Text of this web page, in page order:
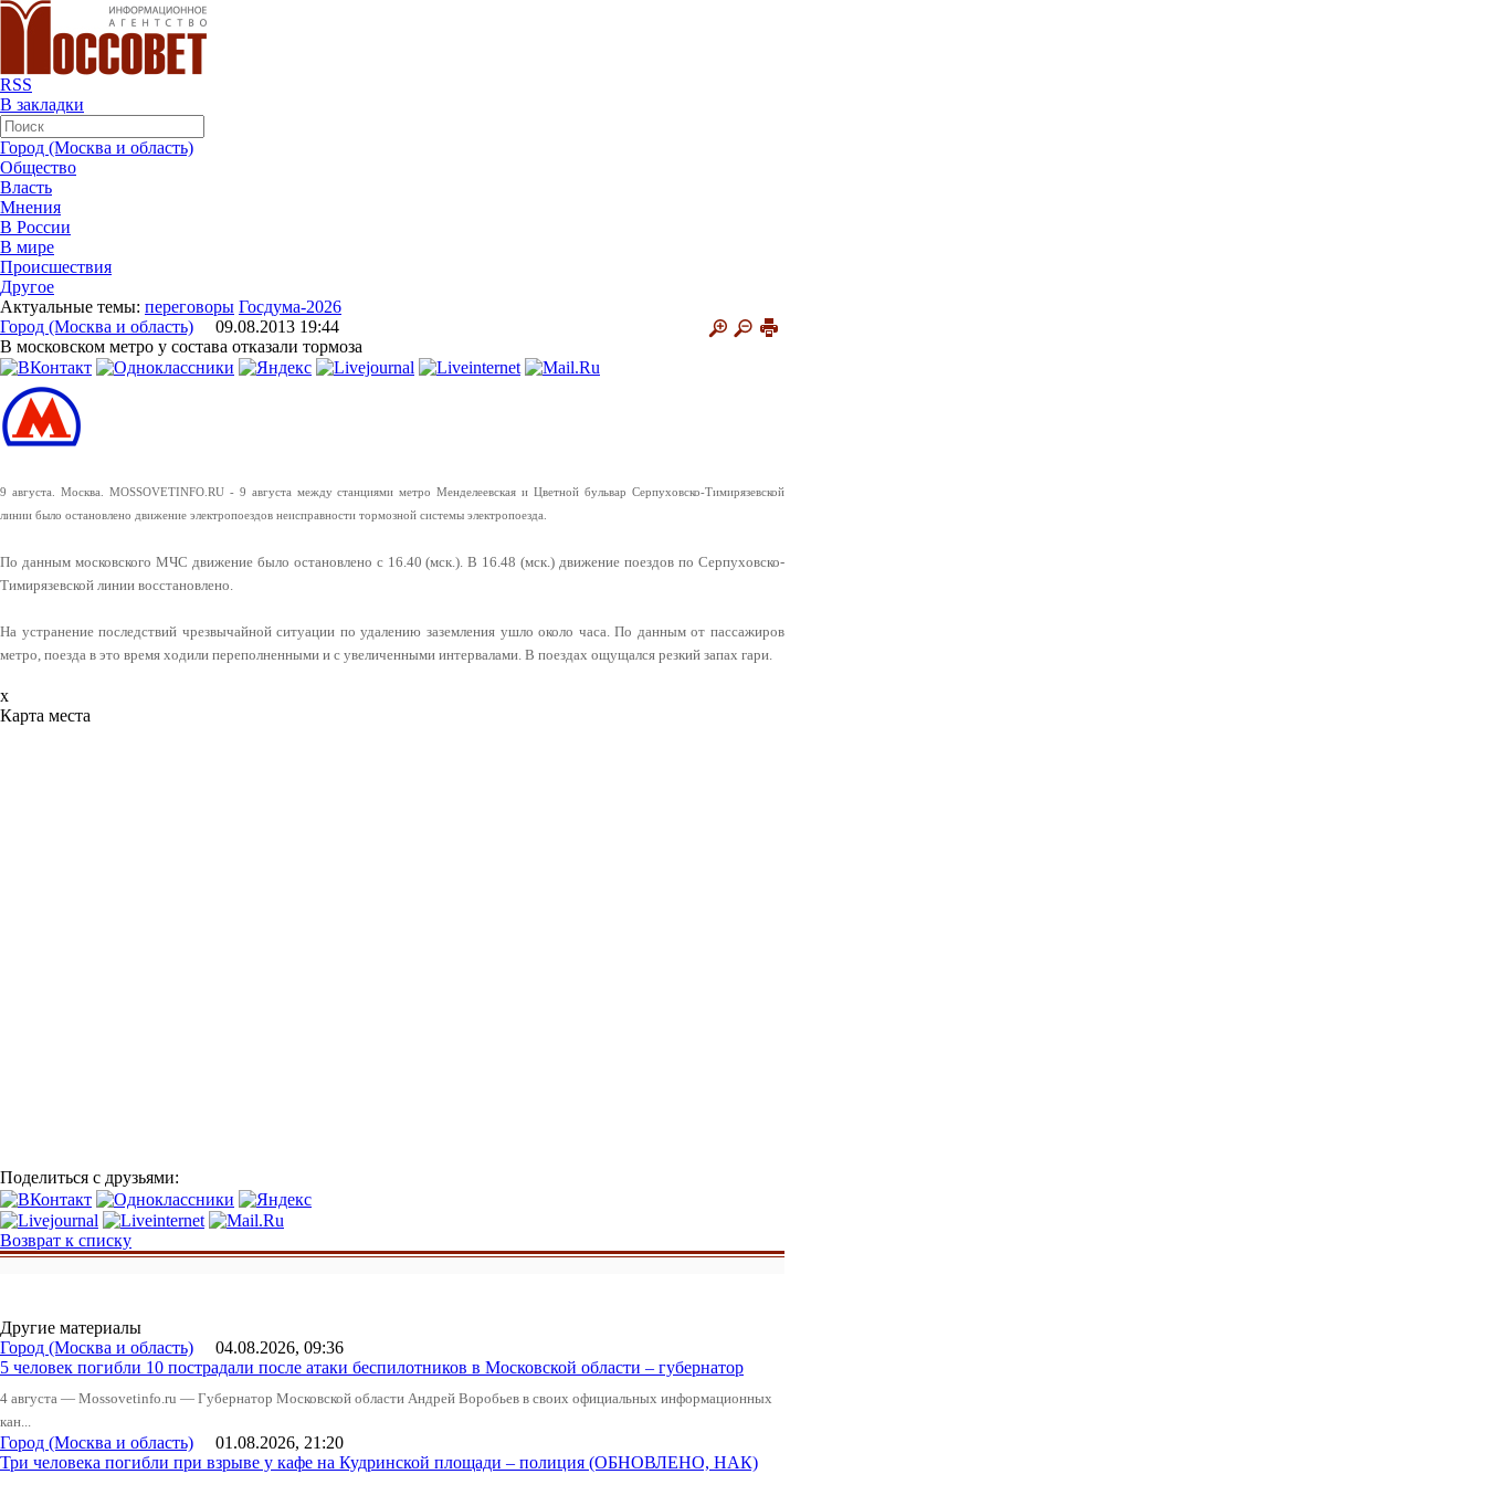
RSS
В закладки
Город (Москва и область)
Общество
Власть
Мнения
В России
В мире
Происшествия
Другое
Актуальные темы: переговоры Госдума-2026
Город (Москва и область) 09.08.2013 19:44
В московском метро у состава отказали тормоза
9 августа. Москва. MOSSOVETINFO.RU - 9 августа между станциями метро Менделеевская и Цветной бульвар Серпуховско-Тимирязевской
линии было остановлено движение электропоездов неисправности тормозной системы электропоезда.
По данным московского МЧС движение было остановлено с 16.40 (мск.). В 16.48 (мск.) движение поездов по Серпуховско-
Тимирязевской линии восстановлено.
На устранение последствий чрезвычайной ситуации по удалению заземления ушло около часа. По данным от пассажиров
метро, поезда в это время ходили переполненными и с увеличенными интервалами. В поездах ощущался резкий запах гари.
x
Карта места
Поделиться с друзьями:
Возврат к списку
Другие материалы
Город (Москва и область) 04.08.2026, 09:36
5 человек погибли 10 пострадали после атаки беспилотников в Московской области – губернатор
4 августа — Mossovetinfo.ru — Губернатор Московской области Андрей Воробьев в своих официальных информационных
кан...
Город (Москва и область) 01.08.2026, 21:20
Три человека погибли при взрыве у кафе на Кудринской площади – полиция (ОБНОВЛЕНО, НАК)